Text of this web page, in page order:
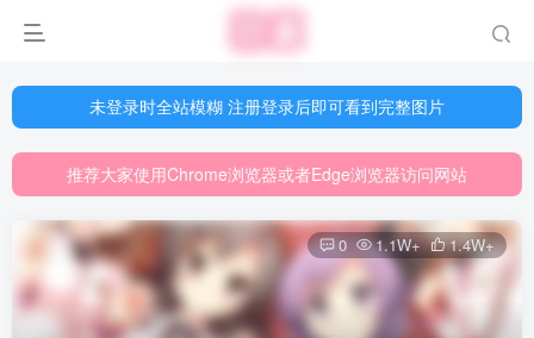
未登录时全站模糊 注册登录后即可看到完整图片
推荐大家使用Chrome浏览器或者Edge浏览器访问网站
网站游戏资源已更新至5000多部
推荐大家使用Chrome浏览器或者Edge浏览器访问网站
0 1.1W+ 1.4W+